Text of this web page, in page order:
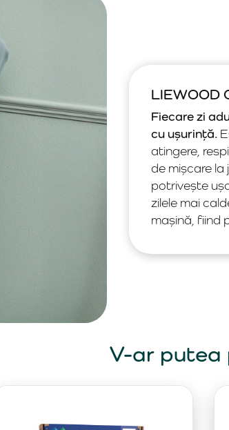
LIEWOOD
Fiecare zi
cu ușurință.
atingere,
de mișcare la
potrivește
zilele mai
mașină, fiind
V-ar putea